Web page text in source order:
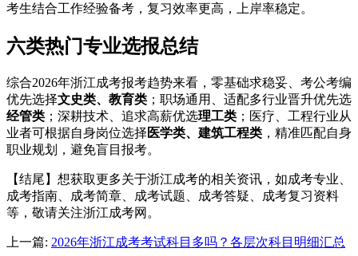
考生结合工作经验备考，复习效率更高，上岸率稳定。
六类热门专业选报总结
综合2026年浙江成考报考趋势来看，零基础求稳妥、考公考编
优先选择文史类、教育类 ；职场通用、适配多行业晋升优先选
经管类 ；深耕技术、追求高薪优选理工类 ；医疗、工程行业从
业者可根据自身岗位选择 医学类、建筑工程类 ，精准匹配自身
职业规划，避免盲目报考。
【结尾】想获取更多关于浙江成考的相关资讯，如成考专业、
成考指南、成考简章、成考试题、成考答疑、成考复习资料
等，敬请关注浙江成考网。
上一篇: 2026年浙江成考考试科目多吗？各层次科目明细汇总